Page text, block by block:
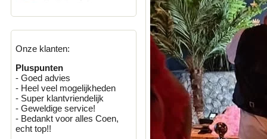
Onze klanten:
Pluspunten
- Goed advies
- Heel veel mogelijkheden
- Super klantvriendelijk
- Geweldige service!
- Bedankt voor alles Coen,
echt top!!